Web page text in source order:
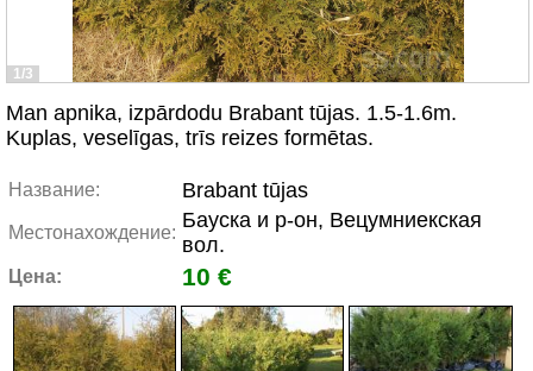
1/3
Man apnika, izpārdodu Brabant tūjas. 1.5-1.6m.
Kuplas, veselīgas, trīs reizes formētas.
Название: Brabant tūjas
Местонахождение:
Бауска и р-он, Вецумниекская
вол.
Цена: 10 €